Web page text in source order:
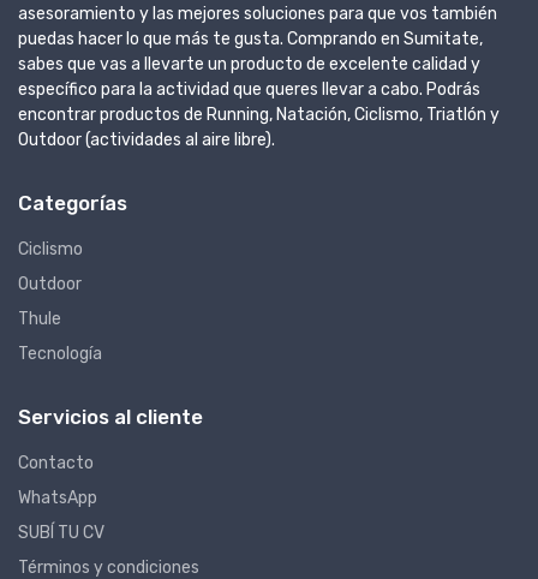
asesoramiento y las mejores soluciones para que vos también
puedas hacer lo que más te gusta. Comprando en Sumitate,
sabes que vas a llevarte un producto de excelente calidad y
específico para la actividad que queres llevar a cabo. Podrás
encontrar productos de Running, Natación, Ciclismo, Triatlón y
Outdoor (actividades al aire libre).
Categorías
Ciclismo
Outdoor
Thule
Tecnología
Servicios al cliente
Contacto
WhatsApp
SUBÍ TU CV
Términos y condiciones